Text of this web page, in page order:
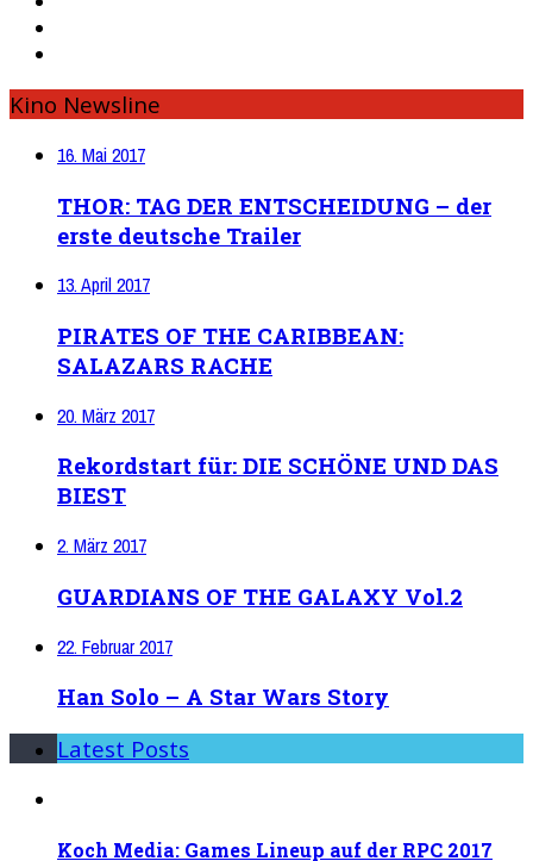
Kino Newsline
16. Mai 2017
THOR: TAG DER ENTSCHEIDUNG – der
erste deutsche Trailer
13. April 2017
PIRATES OF THE CARIBBEAN:
SALAZARS RACHE
20. März 2017
Rekordstart für: DIE SCHÖNE UND DAS
BIEST
2. März 2017
GUARDIANS OF THE GALAXY Vol.2
22. Februar 2017
Han Solo – A Star Wars Story
Latest Posts
Koch Media: Games Lineup auf der RPC 2017